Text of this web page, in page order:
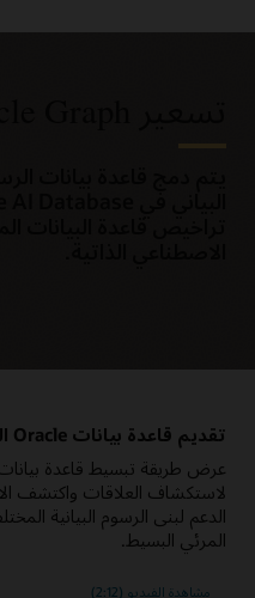
تقديم قاعدة بيانات Oracle البيانية
لاستكشاف العلاقات واكتشف
الدعم لبنى الرسوم البيانية
المرئي البسيط.
مشاهدة الفيديو (2:12)